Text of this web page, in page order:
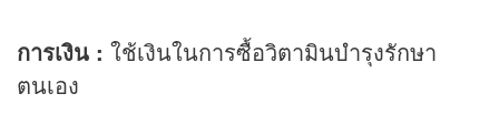
การเงิน : ใช้เงินในการซื้อวิตามินบำรุงรักษา
ตนเอง